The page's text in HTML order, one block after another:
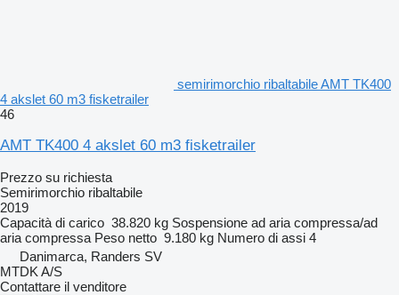
semirimorchio ribaltabile AMT TK400
4 akslet 60 m3 fisketrailer
46
AMT TK400 4 akslet 60 m3 fisketrailer
Prezzo su richiesta
Semirimorchio ribaltabile
2019
Capacità di carico 38.820 kg Sospensione ad aria compressa/ad
aria compressa Peso netto 9.180 kg Numero di assi 4
Danimarca, Randers SV
MTDK A/S
Contattare il venditore